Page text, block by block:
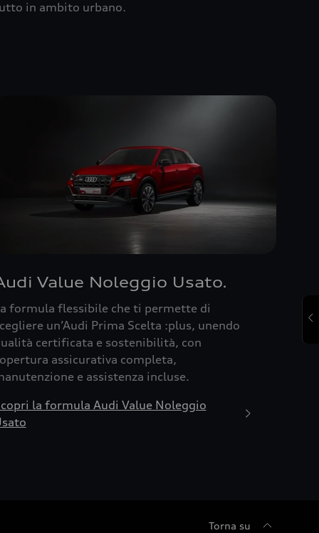
in ambito urbano.
Value Noleggio Usato.
formula flessibile che ti permette di
un’Audi Prima Scelta :plus, unendo
certificata e sostenibilità, con
assicurativa completa,
e assistenza incluse.
la formula Audi Value Noleggio
Torna su